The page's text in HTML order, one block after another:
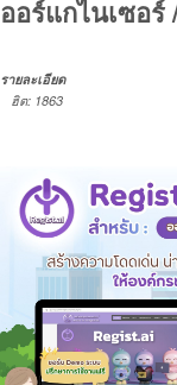
ออร์แกไนเซอ
รายละเอียด
ฮิต: 1863